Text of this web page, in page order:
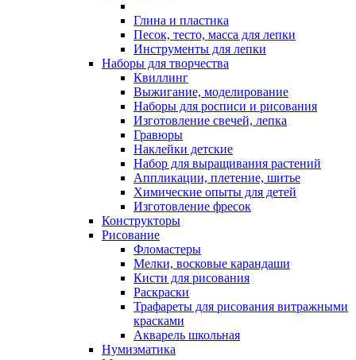
Глина и пластика
Песок, тесто, масса для лепки
Инструменты для лепки
Наборы для творчества
Квиллинг
Выжигание, моделирование
Наборы для росписи и рисования
Изготовление свечей, лепка
Гравюры
Наклейки детские
Набор для выращивания растений
Аппликации, плетение, шитье
Химические опыты для детей
Изготовление фресок
Конструкторы
Рисование
Фломастеры
Мелки, восковые карандаши
Кисти для рисования
Раскраски
Трафареты для рисования витражными
красками
Акварель школьная
Нумизматика